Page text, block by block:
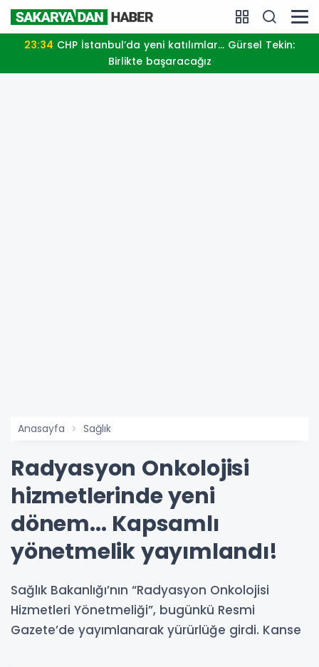
23:34
Birlikte başaracağız
Anasayfa Sağlık
Radyasyon Onkolojisi
hizmetlerinde yeni
dönem... Kapsamlı
yönetmelik yayımlandı!
Sağlık Bakanlığı’nın “Radyasyon Onkolojisi
Hizmetleri Yönetmeliği”, bugünkü Resmi
Gazete’de yayımlanarak yürürlüğe girdi. Kanse